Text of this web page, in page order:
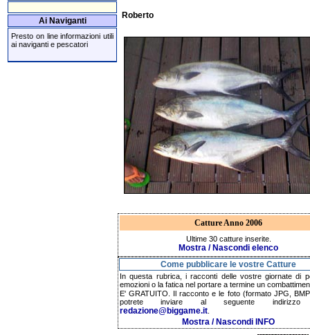
Ai Naviganti
Presto on line informazioni utili
ai naviganti e pescatori
Roberto
Catture Anno 2006
Ultime 30 catture inserite.
Mostra / Nascondi elenco
Come pubblicare le vostre Catture
In questa rubrica, i racconti delle vostre giornate di
emozioni o la fatica nel portare a termine un
E' GRATUITO. Il racconto e le foto (formato JPG,
potrete inviare al seguente indirizzo
redazione@biggame.it
Mostra / Nascondi INFO